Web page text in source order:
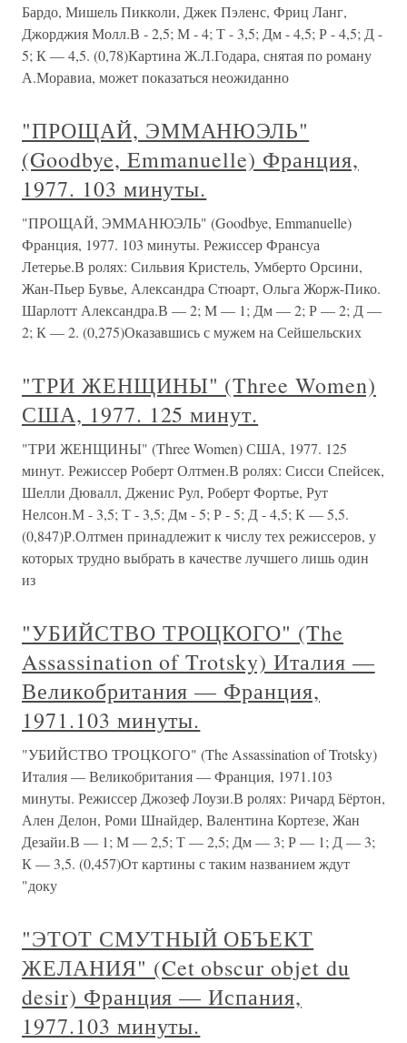
Бардо, Мишель Пикколи, Джек Пэленс, Фриц Ланг,
Джорджия Молл.В - 2,5; М - 4; Т - 3,5; Дм - 4,5; Р - 4,5; Д -
5; К — 4,5. (0,78)Картина Ж.Л.Годара, снятая по роману
А.Моравиа, может показаться неожиданно
"ПРОЩАЙ, ЭММАНЮЭЛЬ"
(Goodbye, Emmanuelle) Франция,
1977. 103 минуты.
"ПРОЩАЙ, ЭММАНЮЭЛЬ" (Goodbye, Emmanuelle)
Франция, 1977. 103 минуты. Режиссер Франсуа
Летерье.В ролях: Сильвия Кристель, Умберто Орсини,
Жан-Пьер Бувье, Александра Стюарт, Ольга Жорж-Пико.
Шарлотт Александра.В — 2; М — 1; Дм — 2; Р — 2; Д —
2; К — 2. (0,275)Оказавшись с мужем на Сейшельских
"ТРИ ЖЕНЩИНЫ" (Three Women)
США, 1977. 125 минут.
"ТРИ ЖЕНЩИНЫ" (Three Women) США, 1977. 125
минут. Режиссер Роберт Олтмен.В ролях: Сисси Спейсек,
Шелли Дювалл, Дженис Рул, Роберт Фортье, Рут
Нелсон.М - 3,5; Т - 3,5; Дм - 5; Р - 5; Д - 4,5; К — 5,5.
(0,847)Р.Олтмен принадлежит к числу тех режиссеров, у
которых трудно выбрать в качестве лучшего лишь один
из
"УБИЙСТВО ТРОЦКОГО" (The
Assassination of Trotsky) Италия —
Великобритания — Франция,
1971.103 минуты.
"УБИЙСТВО ТРОЦКОГО" (The Assassination of Trotsky)
Италия — Великобритания — Франция, 1971.103
минуты. Режиссер Джозеф Лоузи.В ролях: Ричард Бёртон,
Ален Делон, Роми Шнайдер, Валентина Кортезе, Жан
Дезайи.В — 1; М — 2,5; Т — 2,5; Дм — 3; Р — 1; Д — 3;
К — 3,5. (0,457)От картины с таким названием ждут
"доку
"ЭТОТ СМУТНЫЙ ОБЪЕКТ
ЖЕЛАНИЯ" (Cet obscur objet du
desir) Франция — Испания,
1977.103 минуты.